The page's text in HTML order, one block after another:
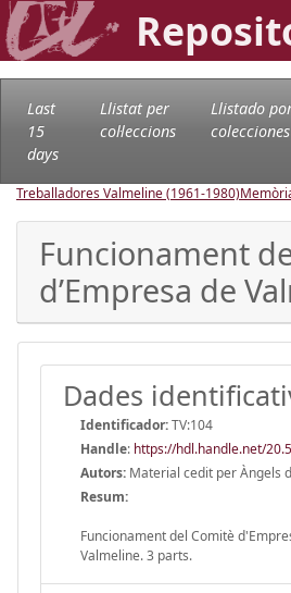
Last
15
days
Llistat per
col·leccions
Llistado
colecciones
Treballadores Valmeline (1961-1980)
Funcionament
d’Empresa de
Dades
Identificador:TV:104
Handle: https://hdl.handle.net/
Autors: Material cedit per Àngels
Resum:
Funcionament del Comitè
Valmeline. 3 parts.